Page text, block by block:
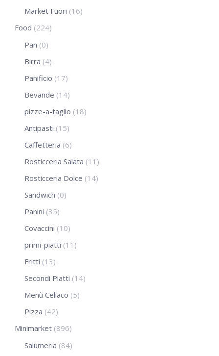
Market Fuori (16)
Food (224)
Pan (0)
Birra (4)
Panificio (17)
Bevande (14)
pizze-a-taglio (18)
Antipasti (15)
Caffetteria (6)
Rosticceria Salata (11)
Rosticceria Dolce (14)
Sandwich (0)
Panini (35)
Covaccini (10)
primi-piatti (11)
Fritti (13)
Secondi Piatti (14)
Menù Celiaco (5)
Pizza (42)
Minimarket (896)
Salumeria (84)